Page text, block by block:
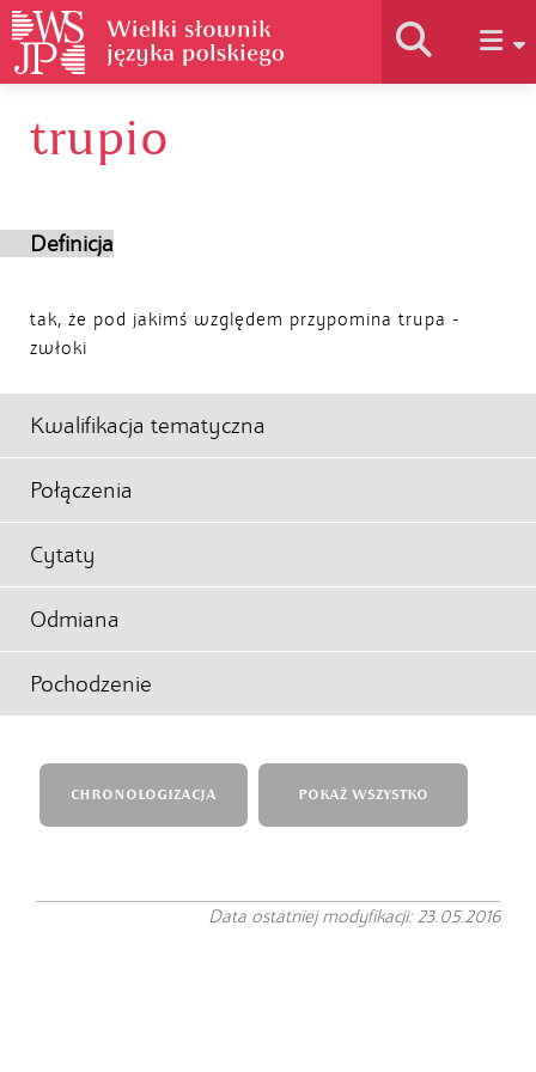
trupio
Definicja
tak, że pod jakimś względem przypomina trupa -
zwłoki
Kwalifikacja tematyczna
Połączenia
Cytaty
Odmiana
Pochodzenie
CHRONOLOGIZACJA POKAŻ WSZYSTKO
Data ostatniej modyfikacji: 23.05.2016